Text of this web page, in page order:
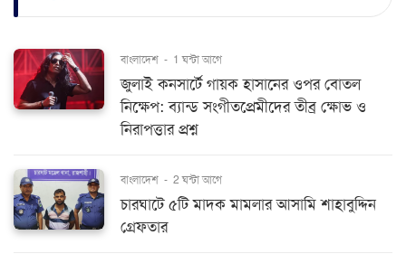
বাংলাদেশ - 1 ঘন্টা আগে
জুলাই কনসার্টে গায়ক হাসানের ওপর বোতল
নিক্ষেপ: ব্যান্ড সংগীতপ্রেমীদের তীব্র ক্ষোভ ও
নিরাপত্তার প্রশ্ন
বাংলাদেশ - 2 ঘন্টা আগে
চারঘাটে ৫টি মাদক মামলার আসামি শাহাবুদ্দিন
গ্রেফতার